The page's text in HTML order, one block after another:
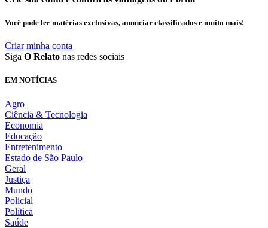
Você pode ler matérias exclusivas, anunciar classificados e muito mais!
Criar minha conta
Siga O Relato nas redes sociais
EM NOTÍCIAS
Agro
Ciência & Tecnologia
Economia
Educação
Entretenimento
Estado de São Paulo
Geral
Justiça
Mundo
Policial
Política
Saúde